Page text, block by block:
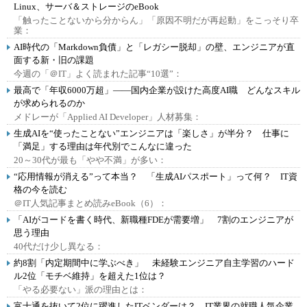
Linux、サーバ＆ストレージのeBook
「触ったことないから分からん」「原因不明だが再起動」をこっそり卒
業：
AI時代の「Markdown負債」と「レガシー脱却」の壁、エンジニアが直
面する新・旧の課題
今週の「＠IT」よく読まれた記事“10選”：
最高で「年収6000万超」――国内企業が設けた高度AI職 どんなスキル
が求められるのか
メドレーが「Applied AI Developer」人材募集：
生成AIを“使ったことない”エンジニアは「楽しさ」が半分？ 仕事に
「満足」する理由は年代別でこんなに違った
20～30代が最も「やや不満」が多い：
“応用情報が消える”って本当？ 「生成AIパスポート」って何？ IT資
格の今を読む
＠IT人気記事まとめ読みeBook（6）：
「AIがコードを書く時代、新職種FDEが需要増」 7割のエンジニアが
思う理由
40代だけ少し異なる：
約8割「内定期間中に学ぶべき」 未経験エンジニア自主学習のハード
ル2位「モチベ維持」を超えた1位は？
「やる必要ない」派の理由とは：